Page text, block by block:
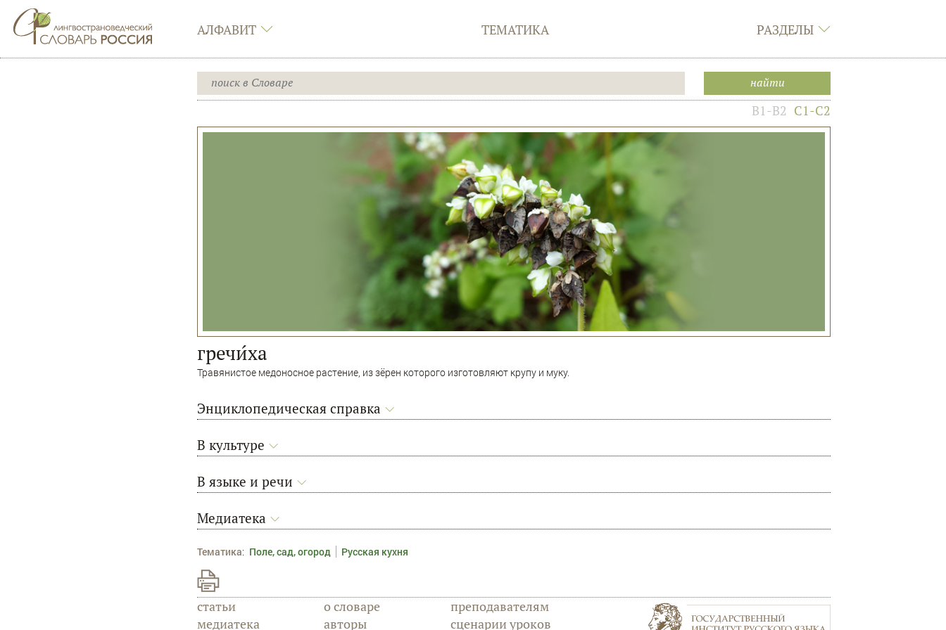
АЛФАВИТ ТЕМАТИКА РАЗДЕЛЫ
B1-B2 C1-C2
гречи́ха
Травянистое медоносное растение, из зёрен которого изготовляют крупу и муку.
Энциклопедическая справка
В культуре
В языке и речи
Медиатека
Тематика: Поле, сад, огород Русская кухня
статьи
медиатека
о словаре
авторы
преподавателям
сценарии уроков